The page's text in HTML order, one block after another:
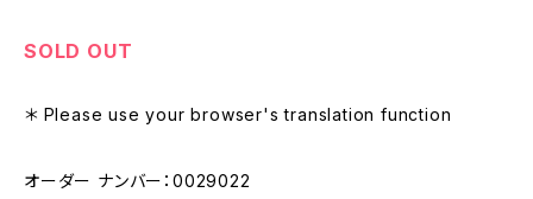
SOLD OUT
＊ Please use your browser's translation function
オーダー ナンバー：0029022